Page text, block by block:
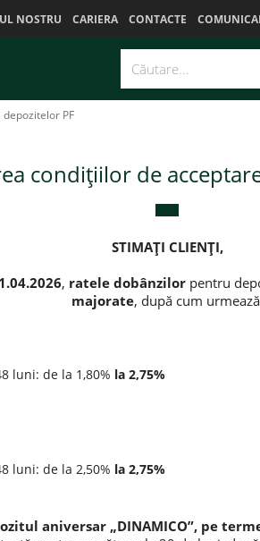
NOSTRU CARIERA CONTACTE
PF
condițiilor de
STIMAȚI CLIENȚI,
, ratele dobânzilorpentru
majorate, după cum
luni: de la 1,80% la 2,75%
luni: de la 2,50% la 2,75%
aniversar „DINAMICO”, pe